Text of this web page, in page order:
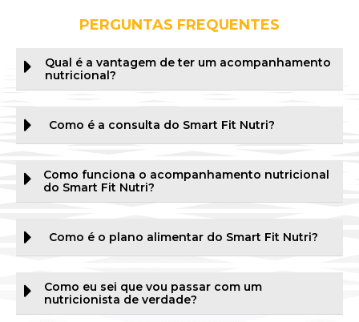
PERGUNTAS FREQUENTES
Qual é a vantagem de ter um acompanhamento
nutricional?
Como é a consulta do Smart Fit Nutri?
Como funciona o acompanhamento nutricional
do Smart Fit Nutri?
Como é o plano alimentar do Smart Fit Nutri?
Como eu sei que vou passar com um
nutricionista de verdade?